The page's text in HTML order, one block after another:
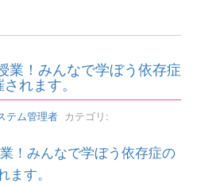
業！みんなで学ぼう依存症
れます。
テム管理者 カテゴリ:
！みんなで学ぼう依存症の
す。